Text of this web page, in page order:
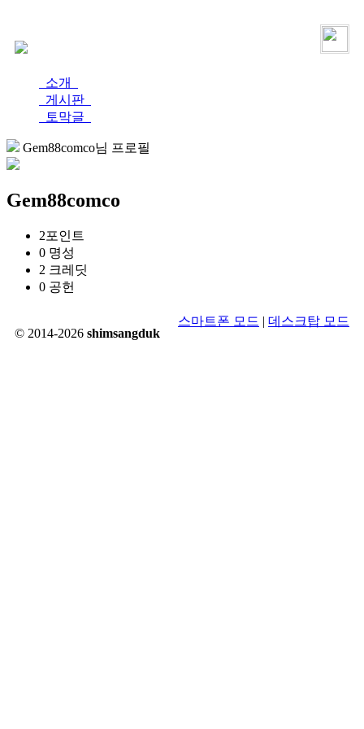
소개
게시판
토막글
Gem88comco님 프로필
Gem88comco
2포인트
0 명성
2 크레딧
0 공헌
© 2014-2026 shimsangduk
스마트폰 모드 | 데스크탑 모드